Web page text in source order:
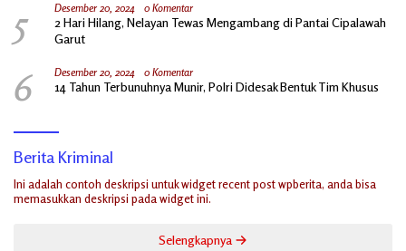
5 Desember 20, 2024 0 Komentar
2 Hari Hilang, Nelayan Tewas Mengambang di Pantai Cipalawah
Garut
6 Desember 20, 2024 0 Komentar
14 Tahun Terbunuhnya Munir, Polri Didesak Bentuk Tim Khusus
Berita Kriminal
Ini adalah contoh deskripsi untuk widget recent post wpberita, anda bisa
memasukkan deskripsi pada widget ini.
Selengkapnya